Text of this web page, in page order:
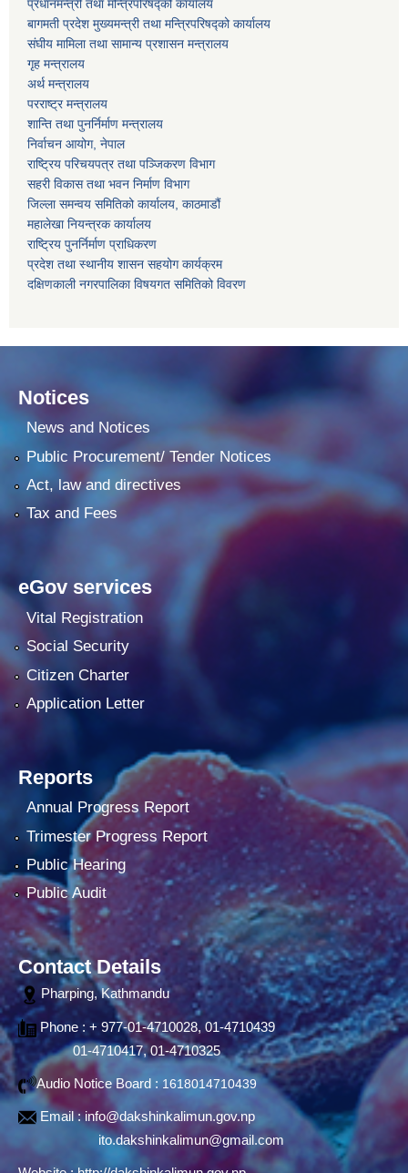
प्रधानमन्त्री तथा मन्त्रिपरिषद्को कार्यालय
बागमती प्रदेश मुख्यमन्त्री तथा मन्त्रिपरिषद्को कार्यालय
संघीय मामिला तथा सामान्य प्रशासन मन्त्रालय
गृह मन्त्रालय
अर्थ मन्त्रालय
परराष्ट्र मन्त्रालय
शान्ति तथा पुनर्निर्माण मन्त्रालय
निर्वाचन आयोग, नेपाल
राष्ट्रिय परिचयपत्र तथा पञ्जिकरण विभाग
सहरी विकास तथा भवन निर्माण विभाग
जिल्ला समन्वय समितिको कार्यालय, काठमाडौं
महालेखा नियन्त्रक कार्यालय
राष्ट्रिय पुनर्निर्माण प्राधिकरण
प्रदेश तथा स्थानीय शासन सहयोग कार्यक्रम
दक्षिणकाली नगरपालिका विषयगत समितिको विवरण
Notices
News and Notices
Public Procurement/ Tender Notices
Act, law and directives
Tax and Fees
eGov services
Vital Registration
Social Security
Citizen Charter
Application Letter
Reports
Annual Progress Report
Trimester Progress Report
Public Hearing
Public Audit
Contact Details
Pharping, Kathmandu
Phone : + 977-01-4710028, 01-4710439
01-4710417, 01-4710325
Audio Notice Board : 1618014710439
Email :info@dakshinkalimun.gov.np
ito.dakshinkalimun@gmail.com